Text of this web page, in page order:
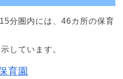
分圏内には、46カ所の保育
しています。
育園